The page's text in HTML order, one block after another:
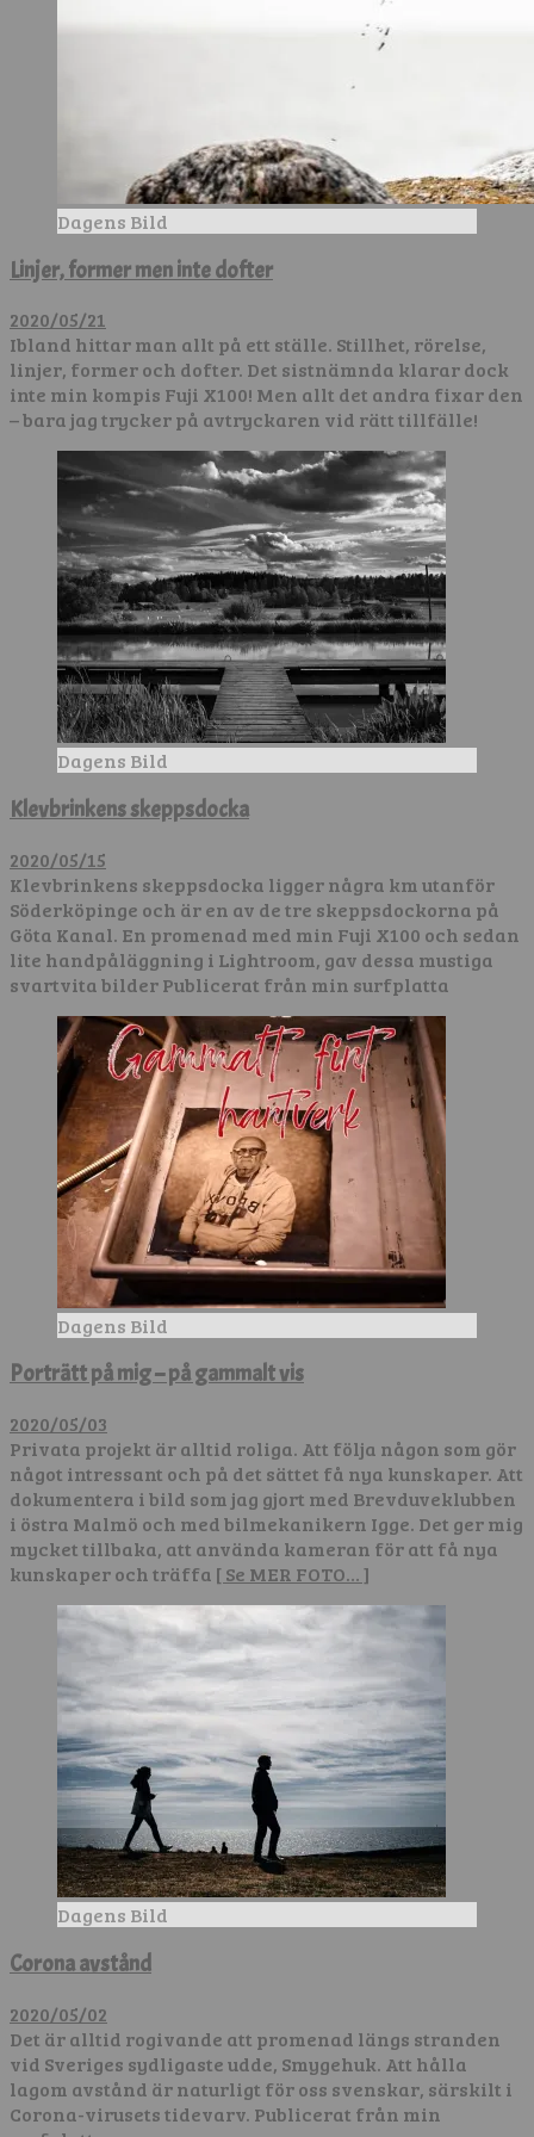
Dagens Bild
Linjer, former men inte dofter
2020/05/21
Ibland hittar man allt på ett ställe. Stillhet, rörelse,
linjer, former och dofter. Det sistnämnda klarar dock
inte min kompis Fuji X100! Men allt det andra fixar den
– bara jag trycker på avtryckaren vid rätt tillfälle!
Dagens Bild
Klevbrinkens skeppsdocka
2020/05/15
Klevbrinkens skeppsdocka ligger några km utanför
Söderköpinge och är en av de tre skeppsdockorna på
Göta Kanal. En promenad med min Fuji X100 och sedan
lite handpåläggning i Lightroom, gav dessa mustiga
svartvita bilder Publicerat från min surfplatta
Dagens Bild
Porträtt på mig – på gammalt vis
2020/05/03
Privata projekt är alltid roliga. Att följa någon som gör
något intressant och på det sättet få nya kunskaper. Att
dokumentera i bild som jag gjort med Brevduveklubben
i östra Malmö och med bilmekanikern Igge. Det ger mig
mycket tillbaka, att använda kameran för att få nya
kunskaper och träffa [ Se MER FOTO… ]
Dagens Bild
Corona avstånd
2020/05/02
Det är alltid rogivande att promenad längs stranden
vid Sveriges sydligaste udde, Smygehuk. Att hålla
lagom avstånd är naturligt för oss svenskar, särskilt i
Corona-virusets tidevarv. Publicerat från min